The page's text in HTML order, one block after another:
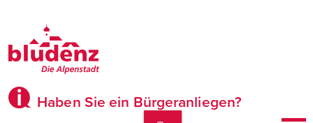
Haben Sie ein Bürgeranliegen?